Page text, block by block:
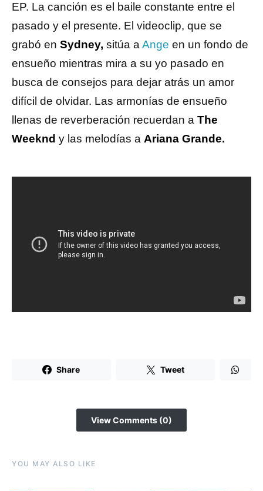
EP. La canción es el baile constante entre el
pasado y el presente. El videoclip, que se
grabó en Sydney, sitúa a Ange en un fondo de
ensueño mientras mira a su yo pasado en
busca de consejos para dejar atrás un amor
difícil de olvidar. Las armonías de ensueño
llenas de reverberación recuerdan a The
Weeknd y las melodías a Ariana Grande.
Share Tweet
View Comments (0)
YOU MAY ALSO LIKE